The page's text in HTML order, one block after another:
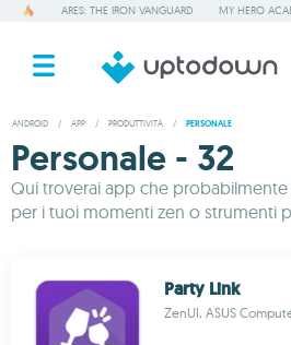
ARES: THE IRON VANGUARD MY HERO
ANDROID / APP / PRODUTTIVITÀ / PERSONALE
Personale - 32
Qui troverai app che
per i tuoi momenti zen o strumenti
Party Link
ZenUI, ASUS